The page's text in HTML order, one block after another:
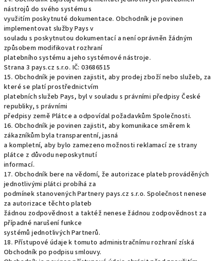
nástrojů do svého systému s
využitím poskytnuté dokumentace. Obchodník je povinen
implementovat služby Pays v
souladu s poskytnutou dokumentací a není oprávněn žádným
způsobem modifikovat rozhraní
platebního systému a jeho systémové nástroje.
Strana 3 pays.cz s.r.o. IČ: 03686515
15. Obchodník je povinen zajistit, aby prodej zboží nebo služeb, za
které se platí prostřednictvím
platebních služeb Pays, byl v souladu s právními předpisy České
republiky, s právními
předpisy země Plátce a odpovídal požadavkům Společnosti.
16. Obchodník je povinen zajistit, aby komunikace směrem k
zákazníkům byla transparentní, jasná
a kompletní, aby bylo zamezeno možnosti reklamací ze strany
plátce z důvodu neposkytnutí
informací.
17. Obchodník bere na vědomí, že autorizace plateb prováděných
jednotlivými plátci probíhá za
podmínek stanovených Partnery pays.cz s.r.o. Společnost nenese
za autorizace těchto plateb
žádnou zodpovědnost a taktéž nenese žádnou zodpovědnost za
případné narušení funkce
systémů jednotlivých Partnerů.
18. Přístupové údaje k tomuto administračnímu rozhraní získá
Obchodník po podpisu smlouvy.